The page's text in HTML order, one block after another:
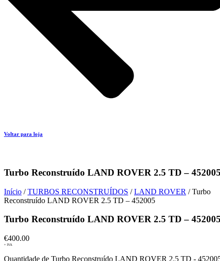
Voltar para loja
Turbo Reconstruído LAND ROVER 2.5 TD –
Início /TURBOS RECONSTRUÍDOS /LAND ROVER / Turbo
Reconstruído LAND ROVER 2.5 TD – 452005
Turbo Reconstruído LAND ROVER 2.5 TD –
€400.00
+ IVA
Quantidade de Turbo Reconstruído LAND ROVER 2.5 TD -